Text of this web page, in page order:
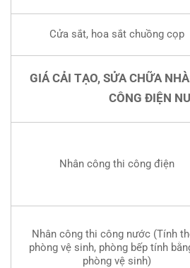
Cửa sắt, hoa sắt chuồng cọp
GIÁ CẢI TẠO, SỬA CHỮA
CÔNG ĐIỆN
Nhân công thi công điện
Nhân công thi công nước (Tính
phòng vệ sinh, phòng bếp tính
phòng vệ sinh)